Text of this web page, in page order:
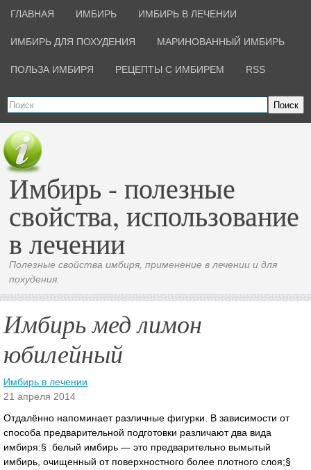
ГЛАВНАЯ ИМБИРЬ ИМБИРЬ В ЛЕЧЕНИИ
ИМБИРЬ ДЛЯ ПОХУДЕНИЯ МАРИНОВАННЫЙ ИМБИРЬ
ПОЛЬЗА ИМБИРЯ РЕЦЕПТЫ С ИМБИРЕМ RSS
Поиск
Имбирь - полезные
свойства, использование
в лечении
Полезные свойства имбиря, применение в лечении и для
похудения.
Имбирь мед лимон
юбилейный
Имбирь в лечении
21 апреля 2014
Отдалённо напоминает различные фигурки. В зависимости от
способа предварительной подготовки различают два вида
имбиря:§ белый имбирь — это предварительно вымытый
имбирь, очищенный от поверхностного более плотного слоя;§